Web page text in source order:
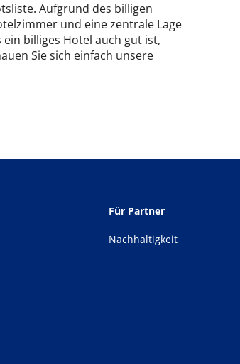
Aufgrund des billigen
und eine zentrale Lage
ein billiges Hotel auch gut ist,
Sie sich einfach unsere
Für Partner
Nachhaltigkeit